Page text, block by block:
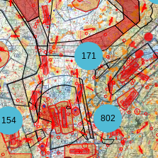
802
171
154